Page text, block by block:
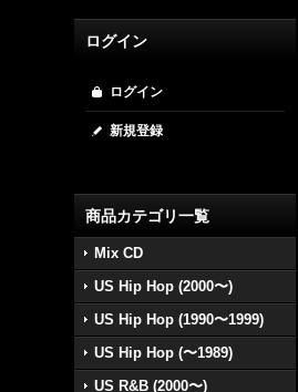
ログイン
ログイン
新規登録
商品カテゴリ一覧
Mix CD
US Hip Hop (2000〜)
US Hip Hop (1990〜1999)
US Hip Hop (〜1989)
US R&B (2000〜)